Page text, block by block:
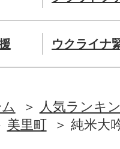
ウクライナ
人気ランキ
美里町 純米大